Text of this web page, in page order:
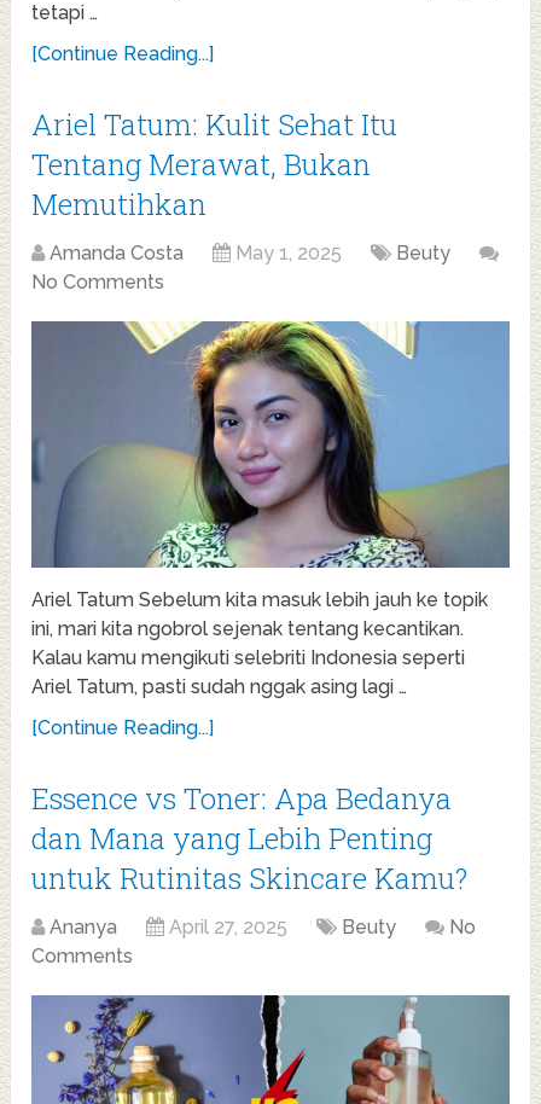
tetapi …
[Continue Reading...]
Ariel Tatum: Kulit Sehat Itu
Tentang Merawat, Bukan
Memutihkan
Amanda Costa May 1, 2025
Beuty
No Comments
Ariel Tatum Sebelum kita masuk lebih jauh ke topik
ini, mari kita ngobrol sejenak tentang kecantikan.
Kalau kamu mengikuti selebriti Indonesia seperti
Ariel Tatum, pasti sudah nggak asing lagi …
[Continue Reading...]
Essence vs Toner: Apa Bedanya
dan Mana yang Lebih Penting
untuk Rutinitas Skincare Kamu?
Ananya April 27, 2025 Beuty
No
Comments